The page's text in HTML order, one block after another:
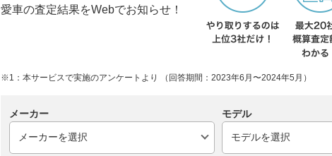
愛車の査定結果をWebでお知らせ！
※1：本サービスで実施のアンケートより （回答期間：2023年6月〜2024年5月）
メーカー モデル